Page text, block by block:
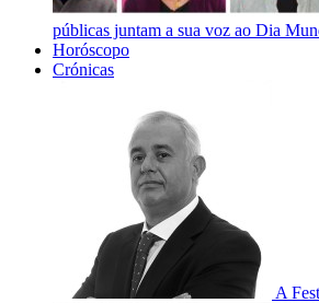
públicas juntam a sua voz ao Dia
Horóscopo
Crónicas
A